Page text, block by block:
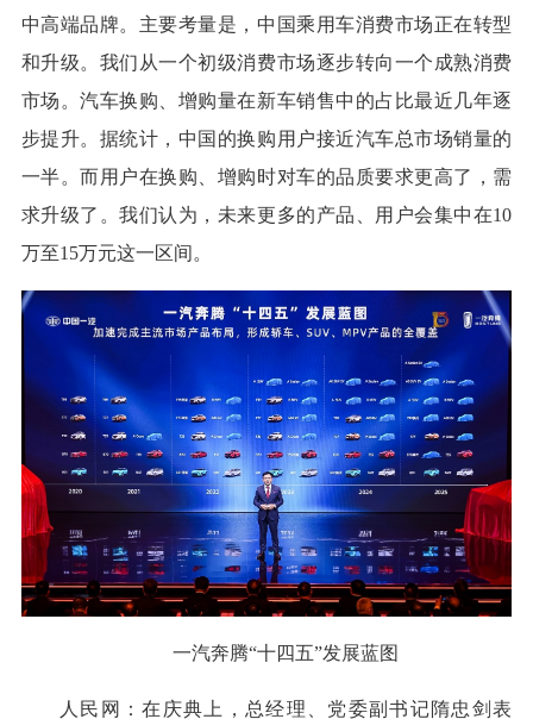
中高端品牌。主要考量是，中国乘用车消费市场正在转型
和升级。我们从一个初级消费市场逐步转向一个成熟消费
市场。汽车换购、增购量在新车销售中的占比最近几年逐
步提升。据统计，中国的换购用户接近汽车总市场销量的
一半。而用户在换购、增购时对车的品质要求更高了，需
求升级了。我们认为，未来更多的产品、用户会集中在10
万至15万元这一区间。
一汽奔腾“十四五”发展蓝图
人民网：在庆典上，总经理、党委副书记隋忠剑表